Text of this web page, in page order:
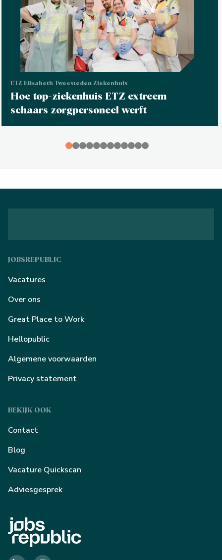
ETZ Elisabeth Tweesteden Ziekenhuis
Hoe top-ziekenhuis ETZ extreem
schaars zorgpersoneel werft
JOBSREPUBLIC
Vacatures
Over ons
Great Place to Work
Hellopublic
Algemene voorwaarden
Privacy statement
BEKIJK OOK
Contact
Blog
Vacature Quickscan
Adviesgesprek